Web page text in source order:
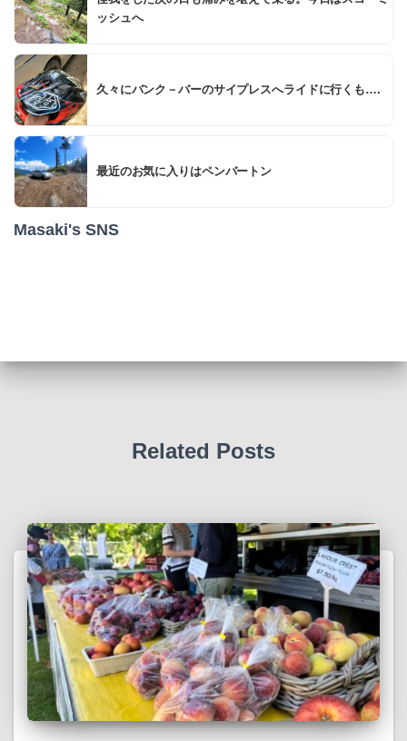
ッシュへ
久々にバンク－バーのサイプレスへライドに行くも….
最近のお気に入りはペンバートン
Masaki's SNS
Related Posts